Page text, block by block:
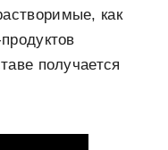
как
получается